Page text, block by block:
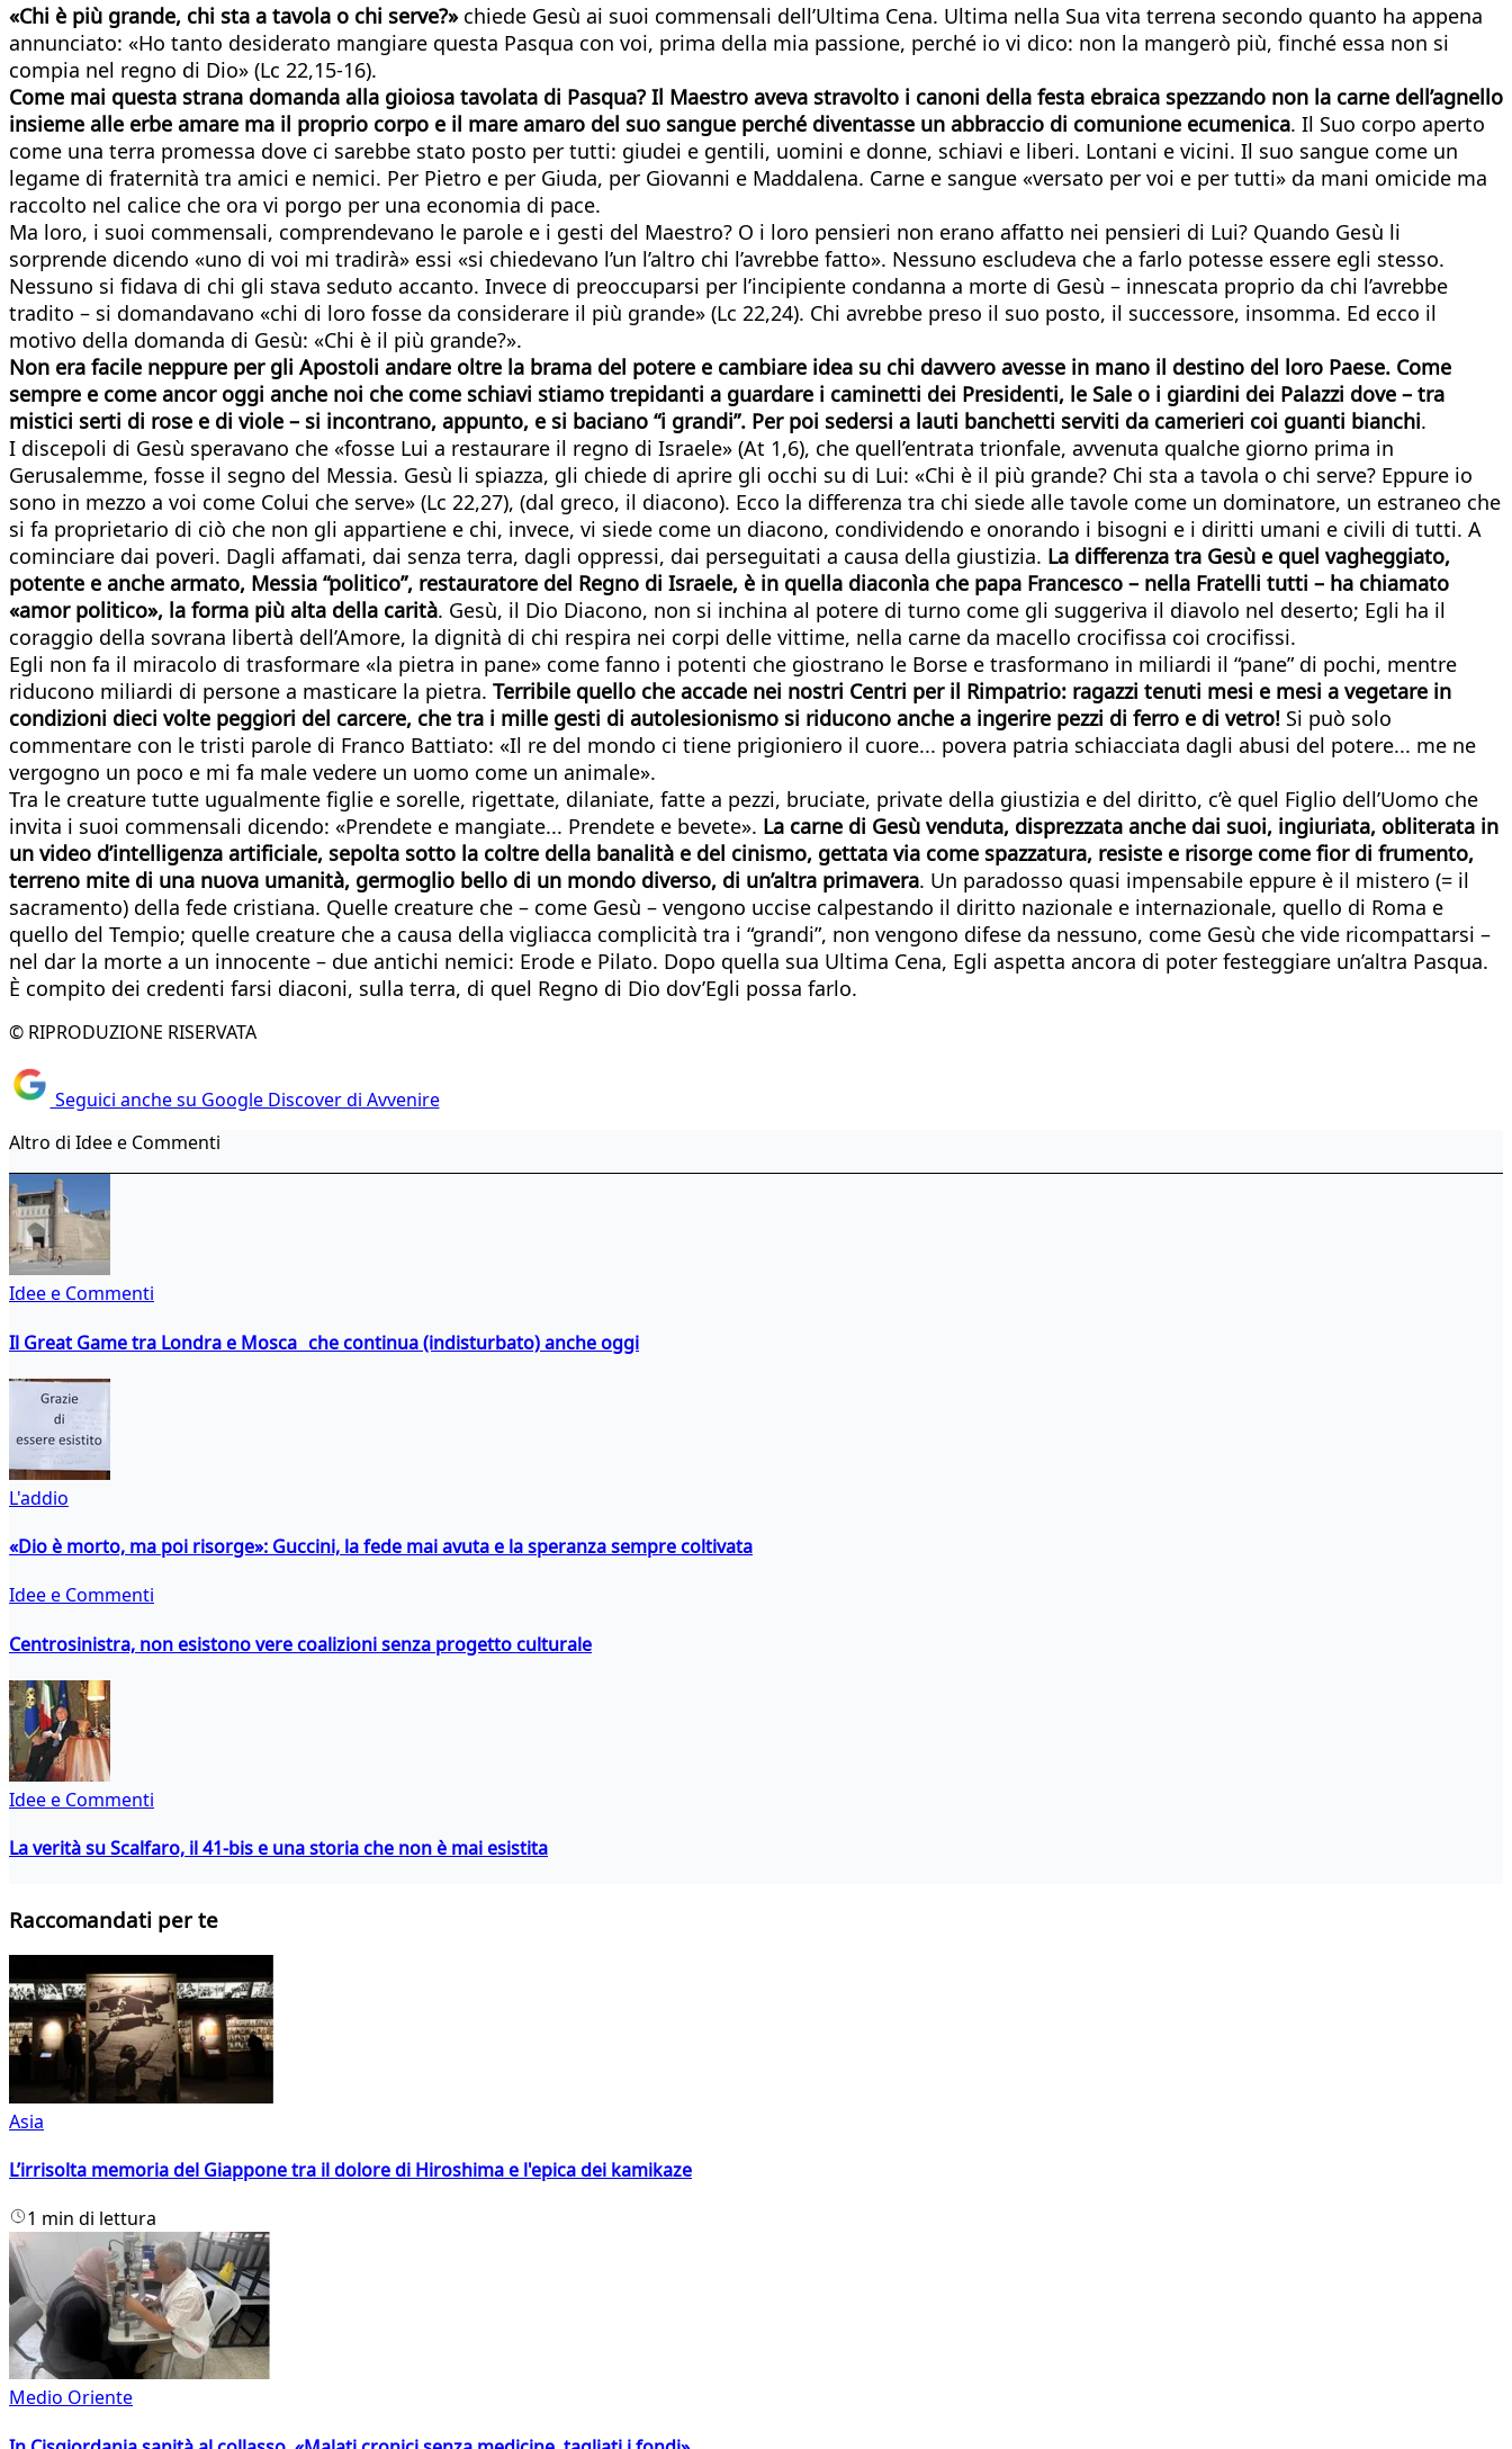
«Chi è più grande, chi sta a tavola o chi serve?» chiede Gesù ai suoi commensali dell’Ultima Cena. Ultima nella Sua vita terrena secondo quanto ha appena
annunciato: «Ho tanto desiderato mangiare questa Pasqua con voi, prima della mia passione, perché io vi dico: non la mangerò più, finché essa non si
compia nel regno di Dio» (Lc 22,15-16).
Come mai questa strana domanda alla gioiosa tavolata di Pasqua? Il Maestro aveva stravolto i canoni della festa ebraica spezzando non la carne dell’agnello
insieme alle erbe amare ma il proprio corpo e il mare amaro del suo sangue perché diventasse un abbraccio di comunione ecumenica. Il Suo corpo aperto
come una terra promessa dove ci sarebbe stato posto per tutti: giudei e gentili, uomini e donne, schiavi e liberi. Lontani e vicini. Il suo sangue come un
legame di fraternità tra amici e nemici. Per Pietro e per Giuda, per Giovanni e Maddalena. Carne e sangue «versato per voi e per tutti» da mani omicide ma
raccolto nel calice che ora vi porgo per una economia di pace.
Ma loro, i suoi commensali, comprendevano le parole e i gesti del Maestro? O i loro pensieri non erano affatto nei pensieri di Lui? Quando Gesù li
sorprende dicendo «uno di voi mi tradirà» essi «si chiedevano l’un l’altro chi l’avrebbe fatto». Nessuno escludeva che a farlo potesse essere egli stesso.
Nessuno si fidava di chi gli stava seduto accanto. Invece di preoccuparsi per l’incipiente condanna a morte di Gesù – innescata proprio da chi l’avrebbe
tradito – si domandavano «chi di loro fosse da considerare il più grande» (Lc 22,24). Chi avrebbe preso il suo posto, il successore, insomma. Ed ecco il
motivo della domanda di Gesù: «Chi è il più grande?».
Non era facile neppure per gli Apostoli andare oltre la brama del potere e cambiare idea su chi davvero avesse in mano il destino del loro Paese. Come
sempre e come ancor oggi anche noi che come schiavi stiamo trepidanti a guardare i caminetti dei Presidenti, le Sale o i giardini dei Palazzi dove – tra
mistici serti di rose e di viole – si incontrano, appunto, e si baciano “i grandi”. Per poi sedersi a lauti banchetti serviti da camerieri coi guanti bianchi.
I discepoli di Gesù speravano che «fosse Lui a restaurare il regno di Israele» (At 1,6), che quell’entrata trionfale, avvenuta qualche giorno prima in
Gerusalemme, fosse il segno del Messia. Gesù li spiazza, gli chiede di aprire gli occhi su di Lui: «Chi è il più grande? Chi sta a tavola o chi serve? Eppure io
sono in mezzo a voi come Colui che serve» (Lc 22,27), (dal greco, il diacono). Ecco la differenza tra chi siede alle tavole come un dominatore, un estraneo che
si fa proprietario di ciò che non gli appartiene e chi, invece, vi siede come un diacono, condividendo e onorando i bisogni e i diritti umani e civili di tutti. A
cominciare dai poveri. Dagli affamati, dai senza terra, dagli oppressi, dai perseguitati a causa della giustizia. La differenza tra Gesù e quel vagheggiato,
potente e anche armato, Messia “politico”, restauratore del Regno di Israele, è in quella diaconìa che papa Francesco – nella Fratelli tutti – ha chiamato
«amor politico», la forma più alta della carità. Gesù, il Dio Diacono, non si inchina al potere di turno come gli suggeriva il diavolo nel deserto; Egli ha il
coraggio della sovrana libertà dell’Amore, la dignità di chi respira nei corpi delle vittime, nella carne da macello crocifissa coi crocifissi.
Egli non fa il miracolo di trasformare «la pietra in pane» come fanno i potenti che giostrano le Borse e trasformano in miliardi il “pane” di pochi, mentre
riducono miliardi di persone a masticare la pietra. Terribile quello che accade nei nostri Centri per il Rimpatrio: ragazzi tenuti mesi e mesi a vegetare in
condizioni dieci volte peggiori del carcere, che tra i mille gesti di autolesionismo si riducono anche a ingerire pezzi di ferro e di vetro! Si può solo
commentare con le tristi parole di Franco Battiato: «Il re del mondo ci tiene prigioniero il cuore... povera patria schiacciata dagli abusi del potere... me ne
vergogno un poco e mi fa male vedere un uomo come un animale».
Tra le creature tutte ugualmente figlie e sorelle, rigettate, dilaniate, fatte a pezzi, bruciate, private della giustizia e del diritto, c’è quel Figlio dell’Uomo che
invita i suoi commensali dicendo: «Prendete e mangiate... Prendete e bevete». La carne di Gesù venduta, disprezzata anche dai suoi, ingiuriata, obliterata in
un video d’intelligenza artificiale, sepolta sotto la coltre della banalità e del cinismo, gettata via come spazzatura, resiste e risorge come fior di frumento,
terreno mite di una nuova umanità, germoglio bello di un mondo diverso, di un’altra primavera. Un paradosso quasi impensabile eppure è il mistero (= il
sacramento) della fede cristiana. Quelle creature che – come Gesù – vengono uccise calpestando il diritto nazionale e internazionale, quello di Roma e
quello del Tempio; quelle creature che a causa della vigliacca complicità tra i “grandi”, non vengono difese da nessuno, come Gesù che vide ricompattarsi –
nel dar la morte a un innocente – due antichi nemici: Erode e Pilato. Dopo quella sua Ultima Cena, Egli aspetta ancora di poter festeggiare un’altra Pasqua.
È compito dei credenti farsi diaconi, sulla terra, di quel Regno di Dio dov’Egli possa farlo.
© RIPRODUZIONE RISERVATA
Seguici anche su Google Discover di Avvenire
Altro di Idee e Commenti
Idee e Commenti
Il Great Game tra Londra e Mosca che continua (indisturbato) anche oggi
L'addio
«Dio è morto, ma poi risorge»: Guccini, la fede mai avuta e la speranza sempre coltivata
Idee e Commenti
Centrosinistra, non esistono vere coalizioni senza progetto culturale
Idee e Commenti
La verità su Scalfaro, il 41-bis e una storia che non è mai esistita
Raccomandati per te
Asia
L’irrisolta memoria del Giappone tra il dolore di Hiroshima e l'epica dei kamikaze
1 min di lettura
Medio Oriente